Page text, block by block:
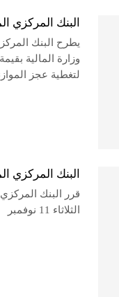
البنك المركزي
لتغطية عجز
البنك المركزي المصري
الثلاثاء 11 نوفمبر